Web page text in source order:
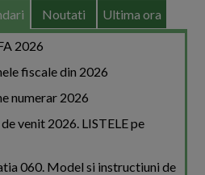
Noutati Ultima ora
2026
fiscale din 2026
numerar 2026
venit 2026. LISTELE pe
060. Model si instructiuni de